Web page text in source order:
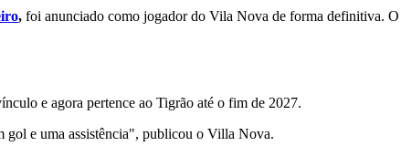
, foi anunciado como jogador do Vila Nova de forma definitiva.
e agora pertence ao Tigrão até o fim de 2027.
gol e uma assistência", publicou o Villa Nova.